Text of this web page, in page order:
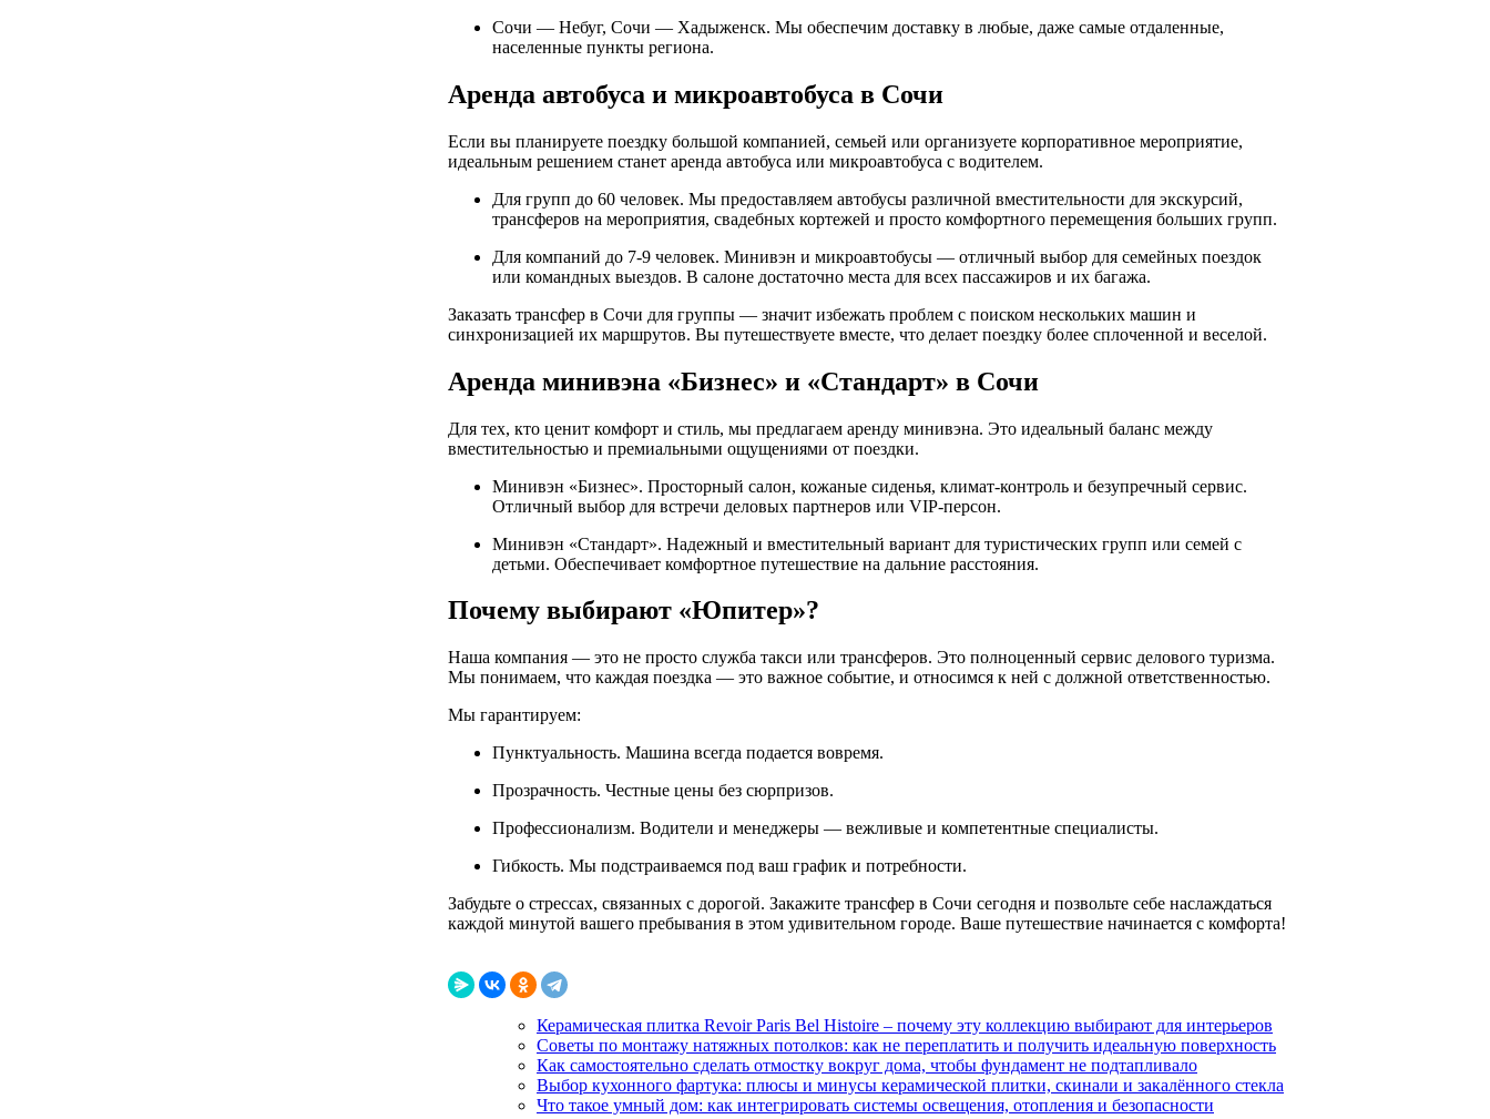
Сочи — Небуг, Сочи — Хадыженск. Мы обеспечим доставку в любые, даже самые отдаленные,
населенные пункты региона.
Аренда автобуса и микроавтобуса в Сочи
Если вы планируете поездку большой компанией, семьей или организуете корпоративное мероприятие,
идеальным решением станет аренда автобуса или микроавтобуса с водителем.
Для групп до 60 человек. Мы предоставляем автобусы различной вместительности для экскурсий,
трансферов на мероприятия, свадебных кортежей и просто комфортного перемещения больших групп.
Для компаний до 7-9 человек. Минивэн и микроавтобусы — отличный выбор для семейных поездок
или командных выездов. В салоне достаточно места для всех пассажиров и их багажа.
Заказать трансфер в Сочи для группы — значит избежать проблем с поиском нескольких машин и
синхронизацией их маршрутов. Вы путешествуете вместе, что делает поездку более сплоченной и веселой.
Аренда минивэна «Бизнес» и «Стандарт» в Сочи
Для тех, кто ценит комфорт и стиль, мы предлагаем аренду минивэна. Это идеальный баланс между
вместительностью и премиальными ощущениями от поездки.
Минивэн «Бизнес». Просторный салон, кожаные сиденья, климат-контроль и безупречный сервис.
Отличный выбор для встречи деловых партнеров или VIP-персон.
Минивэн «Стандарт». Надежный и вместительный вариант для туристических групп или семей с
детьми. Обеспечивает комфортное путешествие на дальние расстояния.
Почему выбирают «Юпитер»?
Наша компания — это не просто служба такси или трансферов. Это полноценный сервис делового туризма.
Мы понимаем, что каждая поездка — это важное событие, и относимся к ней с должной ответственностью.
Мы гарантируем:
Пунктуальность. Машина всегда подается вовремя.
Прозрачность. Честные цены без сюрпризов.
Профессионализм. Водители и менеджеры — вежливые и компетентные специалисты.
Гибкость. Мы подстраиваемся под ваш график и потребности.
Забудьте о стрессах, связанных с дорогой. Закажите трансфер в Сочи сегодня и позвольте себе наслаждаться
каждой минутой вашего пребывания в этом удивительном городе. Ваше путешествие начинается с комфорта!
Керамическая плитка Revoir Paris Bel Histoire – почему эту коллекцию выбирают для интерьеров
Советы по монтажу натяжных потолков: как не переплатить и получить идеальную поверхность
Как самостоятельно сделать отмостку вокруг дома, чтобы фундамент не подтапливало
Выбор кухонного фартука: плюсы и минусы керамической плитки, скинали и закалённого стекла
Что такое умный дом: как интегрировать системы освещения, отопления и безопасности